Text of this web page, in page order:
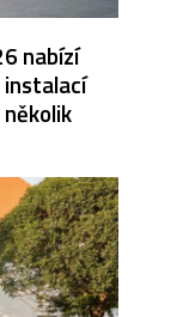
nabízí